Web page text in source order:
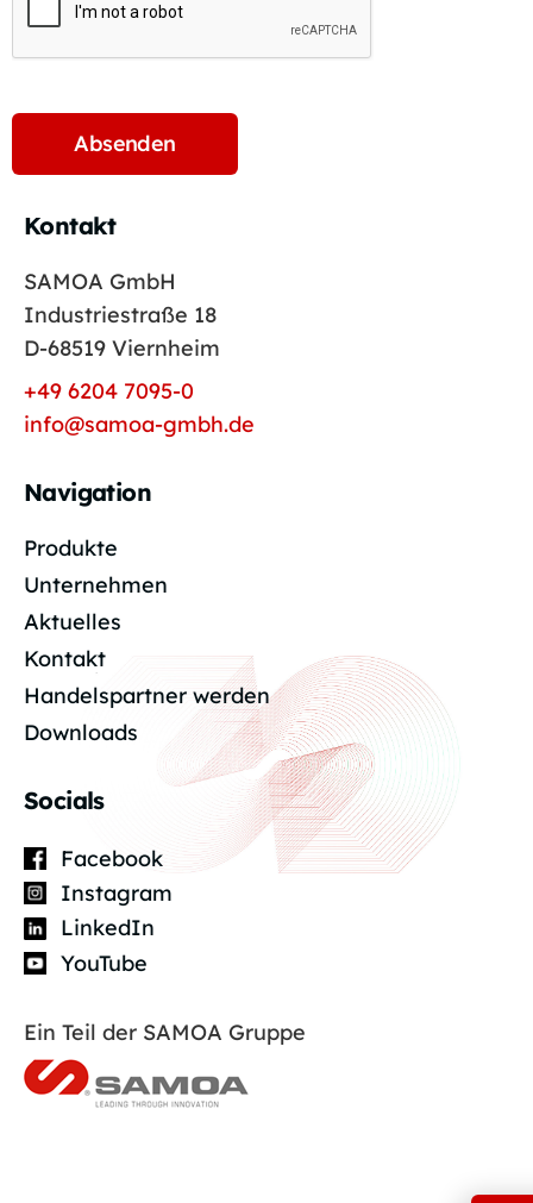
Kontakt
SAMOA GmbH
Industriestraße 18
D-68519 Viernheim
+49 6204 7095-0
info@samoa-gmbh.de
Navigation
Produkte
Unternehmen
Aktuelles
Kontakt
Handelspartner werden
Downloads
Socials
Facebook
Instagram
LinkedIn
YouTube
Ein Teil der SAMOA Gruppe